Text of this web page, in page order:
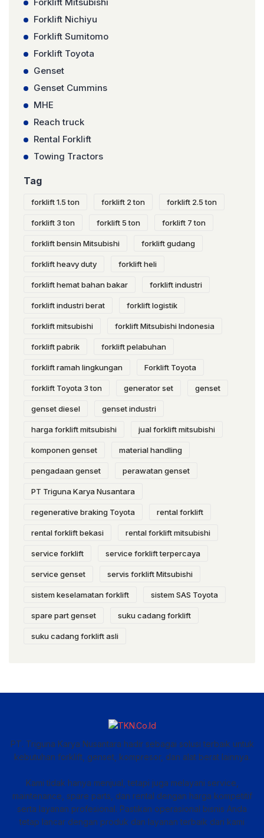
Forklift Nichiyu
Forklift Sumitomo
Forklift Toyota
Genset
Genset Cummins
MHE
Reach truck
Rental Forklift
Towing Tractors
Tag
forklift 1.5 ton forklift 2 ton forklift 2.5 ton
forklift 3 ton forklift 5 ton forklift 7 ton
forklift bensin Mitsubishi forklift gudang
forklift heavy duty forklift heli
forklift hemat bahan bakar forklift industri
forklift industri berat forklift logistik
forklift mitsubishi forklift Mitsubishi Indonesia
forklift pabrik forklift pelabuhan
forklift ramah lingkungan Forklift Toyota
forklift Toyota 3 ton generator set genset
genset diesel genset industri
harga forklift mitsubishi jual forklift mitsubishi
komponen genset material handling
pengadaan genset perawatan genset
PT Triguna Karya Nusantara
regenerative braking Toyota rental forklift
rental forklift bekasi rental forklift mitsubishi
service forklift service forklift terpercaya
service genset servis forklift Mitsubishi
sistem keselamatan forklift sistem SAS Toyota
spare part genset suku cadang forklift
suku cadang forklift asli
PT. Triguna Karya Nusantara hadir sebagai solusi terbaik untuk
kebutuhan forklift, genset, kompresor, dan alat berat lainnya.
Kami tidak hanya menjual, tetapi juga melayani service,
maintenance, spare parts, dan rental dengan harga kompetitif
serta layanan profesional. Pastikan operasional bisnis Anda
tetap lancar dengan produk dan layanan terbaik dari kami